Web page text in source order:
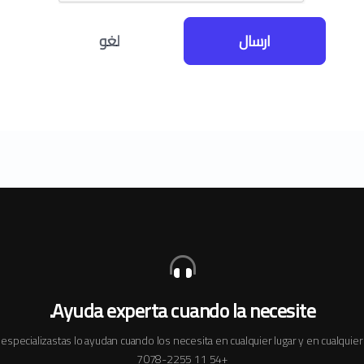
ارسال لغو
Ayuda experta cuando la necesite.
lo ayudan cuando los necesita en cualquier lugar y en
+54 11 7078-2255